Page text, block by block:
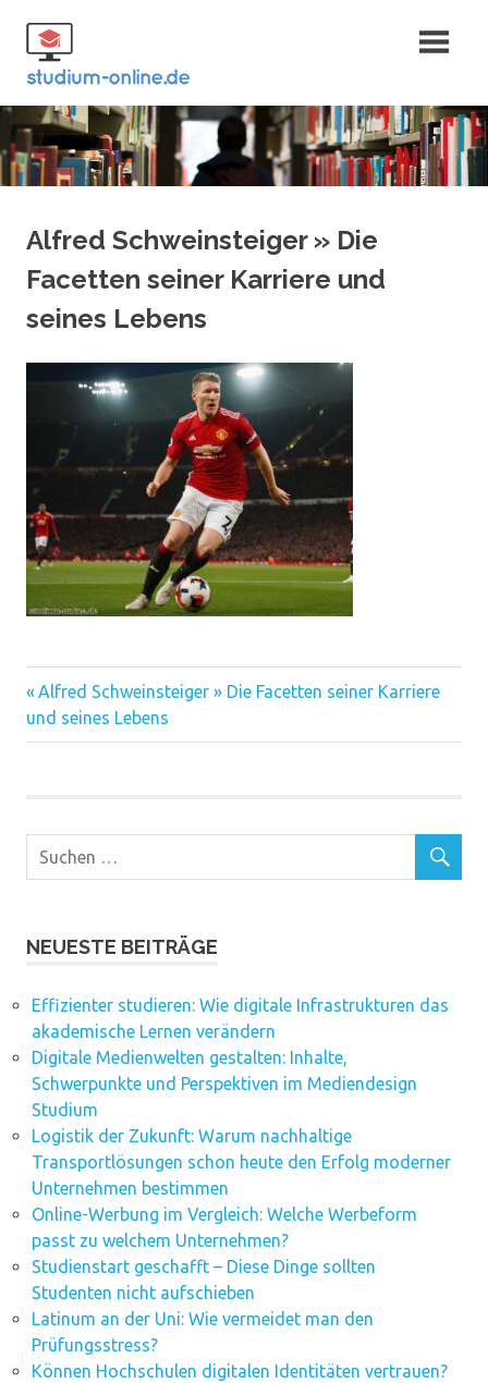
Inhalt
springen
Fernstudium
und Bachelor
Alfred Schweinsteiger » Die
Facetten seiner Karriere und
seines Lebens
Beitragsnavigation
Vorheriger
Beitrag:
Alfred Schweinsteiger » Die Facetten seiner Karriere
und seines Lebens
NEUESTE BEITRÄGE
Effizienter studieren: Wie digitale Infrastrukturen das
akademische Lernen verändern
Digitale Medienwelten gestalten: Inhalte,
Schwerpunkte und Perspektiven im Mediendesign
Studium
Logistik der Zukunft: Warum nachhaltige
Transportlösungen schon heute den Erfolg moderner
Unternehmen bestimmen
Online-Werbung im Vergleich: Welche Werbeform
passt zu welchem Unternehmen?
Studienstart geschafft – Diese Dinge sollten
Studenten nicht aufschieben
Latinum an der Uni: Wie vermeidet man den
Prüfungsstress?
Können Hochschulen digitalen Identitäten vertrauen?